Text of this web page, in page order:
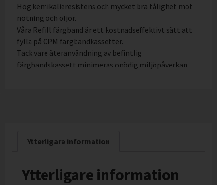
Hög kemikalieresistens och mycket bra tålighet mot
nötning och oljor.
Våra Refill färgband är ett kostnadseffektivt sätt att
fylla på CPM färgbandkassetter.
Tack vare återanvändning av befintlig
färgbandskassett minimeras onödig miljöpåverkan.
Ytterligare information
Ytterligare information